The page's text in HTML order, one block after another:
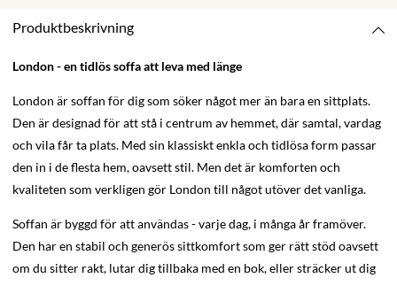
Produktbeskrivning
London - en tidlös soffa att leva med länge
London är soffan för dig som söker något mer än bara en sittplats.
Den är designad för att stå i centrum av hemmet, där samtal, vardag
och vila får ta plats. Med sin klassiskt enkla och tidlösa form passar
den in i de flesta hem, oavsett stil. Men det är komforten och
kvaliteten som verkligen gör London till något utöver det vanliga.
Soffan är byggd för att användas - varje dag, i många år framöver.
Den har en stabil och generös sittkomfort som ger rätt stöd oavsett
om du sitter rakt, lutar dig tillbaka med en bok, eller sträcker ut dig